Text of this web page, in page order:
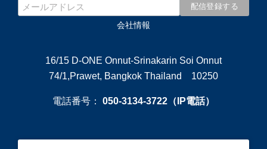
会社情報
16/15 D-ONE Onnut-Srinakarin Soi Onnut
74/1,Prawet, Bangkok Thailand 10250
電話番号： 050-3134-3722（IP電話）